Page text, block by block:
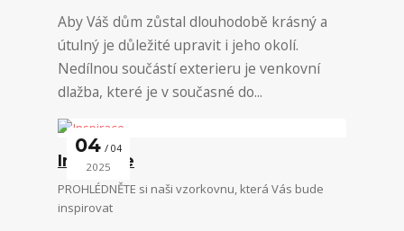
Aby Váš dům zůstal dlouhodobě krásný a
útulný je důležité upravit i jeho okolí.
Nedílnou součástí exterieru je venkovní
dlažba, které je v současné do...
04 04
2025
Inspirace
PROHLÉDNĚTE si naši vzorkovnu, která Vás bude
inspirovat